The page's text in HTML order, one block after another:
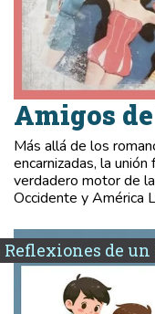
Amigos
Más allá de los
encarnizadas, la
verdadero motor de
Occidente y América
Reflexiones de un